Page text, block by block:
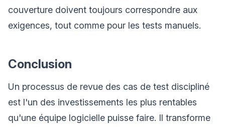
couverture doivent toujours correspondre aux
exigences, tout comme pour les tests manuels.
Conclusion
Un processus de revue des cas de test discipliné
est l'un des investissements les plus rentables
qu'une équipe logicielle puisse faire. Il transforme